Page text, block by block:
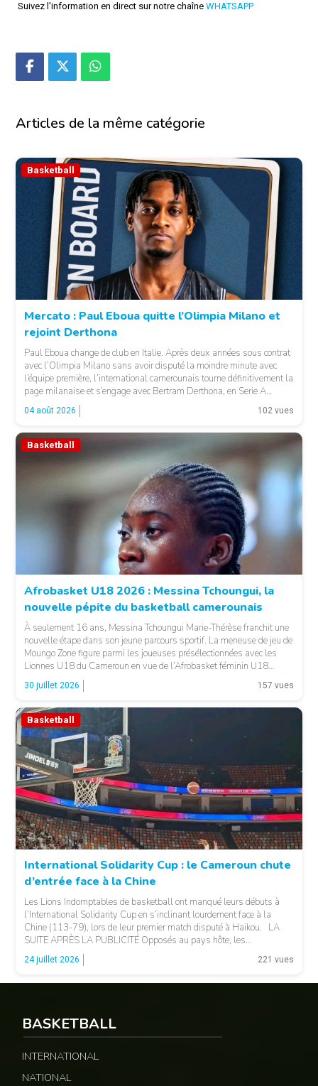
Suivez l'information en direct sur notre chaîne WHATSAPP
Articles de la même catégorie
© Basket 237
Basketball
Mercato : Paul Eboua quitte l’Olimpia Milano et
rejoint Derthona
Paul Eboua change de club en Italie. Après deux années sous contrat
avec l’Olimpia Milano sans avoir disputé la moindre minute avec
l’équipe première, l’international camerounais tourne définitivement la
page milanaise et s’engage avec Bertram Derthona, en Serie A
italienne. LA SUITE APRÈS LA PUBLICITÉ Arrivé à Milan en 2024
pour un contrat de […]
04 août 2026 102 vues
© 237lions.com
Basketball
Afrobasket U18 2026 : Messina Tchoungui, la
nouvelle pépite du basketball camerounais
À seulement 16 ans, Messina Tchoungui Marie-Thérèse franchit une
nouvelle étape dans son jeune parcours sportif. La meneuse de jeu de
Moungo Zone figure parmi les joueuses présélectionnées avec les
Lionnes U18 du Cameroun en vue de l’Afrobasket féminin U18
2026, qui se déroulera à Abidjan, en Côte d’Ivoire. LA SUITE APRÈS
LA PUBLICITÉ […]
30 juillet 2026 157 vues
© 237lions.com
Basketball
International Solidarity Cup : le Cameroun chute
d’entrée face à la Chine
Les Lions Indomptables de basketball ont manqué leurs débuts à
l’International Solidarity Cup en s’inclinant lourdement face à la
Chine (113-79), lors de leur premier match disputé à Haikou. LA
SUITE APRÈS LA PUBLICITÉ Opposés au pays hôte, les
Camerounais ont rapidement été mis en difficulté par l’adresse
offensive et l’intensité des Chinois, qui […]
24 juillet 2026 221 vues
BASKETBALL
INTERNATIONAL
NATIONAL